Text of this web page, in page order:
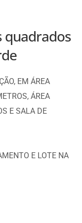
quadrados
EM ÁREA
ÁREA
E SALA DE
E LOTE NA